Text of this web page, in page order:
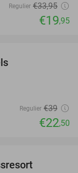
Regulier €33,95
€19,95
Regulier €39
€22,50